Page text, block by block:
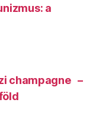
a
champagne –